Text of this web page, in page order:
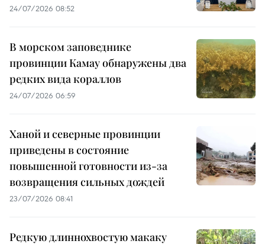
24/07/2026 08:52
В морском заповеднике
провинции Камау обнаружены два
редких вида кораллов
24/07/2026 06:59
Ханой и северные провинции
приведены в состояние
повышенной готовности из-за
возвращения сильных дождей
23/07/2026 08:41
Редкую длиннохвостую макаку